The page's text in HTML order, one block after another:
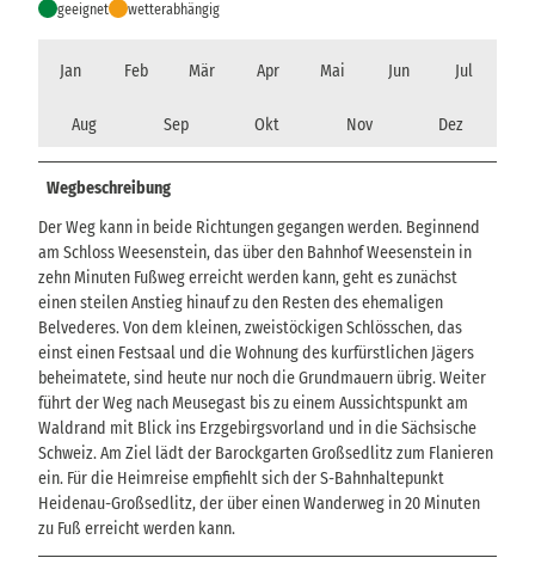
geeignet wetterabhängig
Jan Feb Mär Apr Mai Jun Jul
Aug Sep Okt Nov Dez
Wegbeschreibung
Der Weg kann in beide Richtungen gegangen werden. Beginnend
am Schloss Weesenstein, das über den Bahnhof Weesenstein in
zehn Minuten Fußweg erreicht werden kann, geht es zunächst
einen steilen Anstieg hinauf zu den Resten des ehemaligen
Belvederes. Von dem kleinen, zweistöckigen Schlösschen, das
einst einen Festsaal und die Wohnung des kurfürstlichen Jägers
beheimatete, sind heute nur noch die Grundmauern übrig. Weiter
führt der Weg nach Meusegast bis zu einem Aussichtspunkt am
Waldrand mit Blick ins Erzgebirgsvorland und in die Sächsische
Schweiz. Am Ziel lädt der Barockgarten Großsedlitz zum Flanieren
ein. Für die Heimreise empfiehlt sich der S-Bahnhaltepunkt
Heidenau-Großsedlitz, der über einen Wanderweg in 20 Minuten
zu Fuß erreicht werden kann.